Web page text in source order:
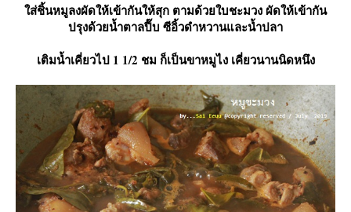
ส่ชิ้นหมูลงผัดให้เข้ากันให้สุก ตามด้วยใบชะมวง ผัดให้เข้ากัน
ปรุงด้วยน้ำตาลปี๊บ ซีอิ้วดำหวานและน้ำปลา
เติมน้ำเคี่ยวไป 1 1/2 ชม ก็เป็นขาหมูไง เคี่ยวนานนิดหนึง